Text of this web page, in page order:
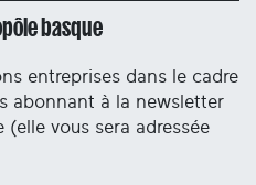
basque
entreprises dans le cadre
abonnant à la newsletter
vous sera adressée